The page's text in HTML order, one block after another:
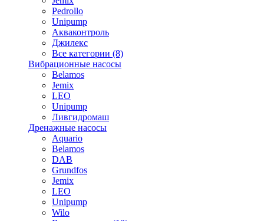
Pedrollo
Unipump
Акваконтроль
Джилекс
Все категории (8)
Вибрационные насосы
Belamos
Jemix
LEO
Unipump
Ливгидромаш
Дренажные насосы
Aquario
Belamos
DAB
Grundfos
Jemix
LEO
Unipump
Wilo